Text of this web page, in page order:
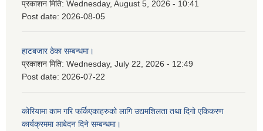
प्रकाशन मिति: Wednesday, August 5, 2026 - 10:41
Post date: 2026-08-05
हाटबजार ठेका सम्बन्धमा।
प्रकाशन मिति: Wednesday, July 22, 2026 - 12:49
Post date: 2026-07-22
कोरियामा काम गरि फर्किएकाहरुको लागि उद्यमशिलता तथा दिगो एकिकरण
कार्यक्रममा आबेदन दिने सम्बन्धमा।